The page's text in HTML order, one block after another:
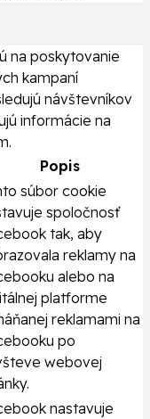
na poskytovanie
kampaní
návštevníkov
informácie na
Popis
súbor cookie
spoločnosť
tak, aby
reklamy na
alebo na
platforme
reklamami na
po
webovej
nastavuje